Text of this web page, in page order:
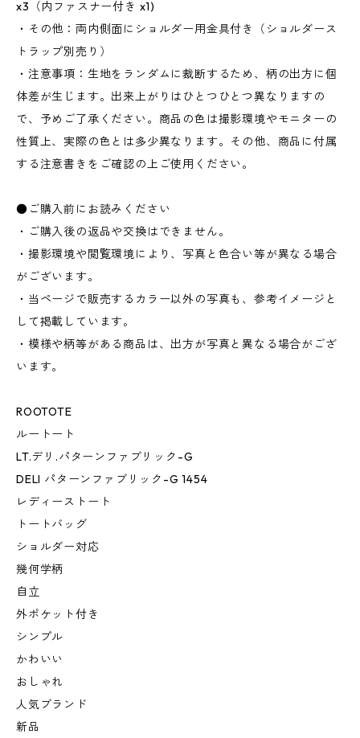
x3（内ファスナー付き x1)
・その他：両内側面にショルダー用金具付き（ショルダース
トラップ別売り）
・注意事項：生地をランダムに裁断するため、柄の出方に個
体差が生じます。出来上がりはひとつひとつ異なりますの
で、予めご了承ください。商品の色は撮影環境やモニターの
性質上、実際の色とは多少異なります。その他、商品に付属
する注意書きをご確認の上ご使用ください。
●ご購入前にお読みください
・ご購入後の返品や交換はできません。
・撮影環境や閲覧環境により、写真と色合い等が異なる場合
がございます。
・当ページで販売するカラー以外の写真も、参考イメージと
して掲載しています。
・模様や柄等がある商品は、出方が写真と異なる場合がござ
います。
ROOTOTE
ルートート
LT.デリ.パターンファブリック-G
DELI パターンファブリック-G 1454
レディーストート
トートバッグ
ショルダー対応
幾何学柄
自立
外ポケット付き
シンプル
かわいい
おしゃれ
人気ブランド
新品